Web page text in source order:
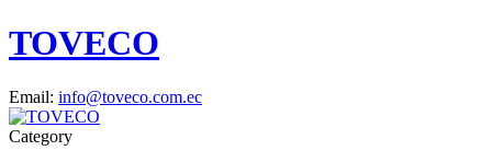
TOVECO
Email: info@toveco.com.ec
Category